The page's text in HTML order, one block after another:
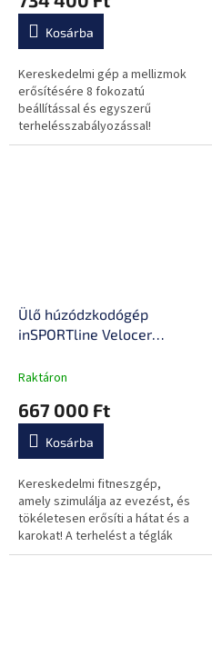
ergonomikus, nagy
sűrűségű párnázás
Kosárba
Kereskedelmi gép a mellizmok
erősítésére 8 fokozatú
beállítással és egyszerű
terhelésszabályozással!
Ülő húzódzkodógép
inSPORTline Velocer
tartós acél váz, 5 fokozatú
sűrűségű ergonomikus
párnázás
Raktáron
667 000 Ft
Kosárba
Kereskedelmi fitneszgép,
amely szimulálja az evezést, és
tökéletesen erősíti a hátat és a
karokat! A terhelést a téglák
szabályozzák.